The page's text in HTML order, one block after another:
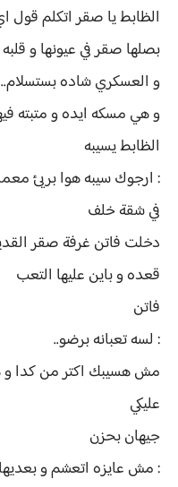
الظابط يا صقر اتكلم قول
بصلها صقر في عيونها و
و العسكري شاده بستسلام..
و هي مسكه ايده و متبته
الظابط يسيبه
: ارجوك سيبه هوا بريئ
في شقة خلف
دخلت فاتن غرفة صقر
قعده و باين عليها التعب
فاتن
: لسه تعبانه برضو..
مش هسيبك اكتر من كدا و
عليكي
جيهان بحزن
: مش عايزه اتعشم و